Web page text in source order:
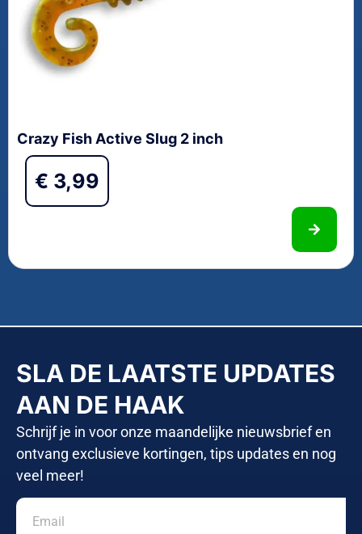
Crazy Fish Active Slug 2 inch
€ 3,99
SLA DE LAATSTE UPDATES
AAN DE HAAK
Schrijf je in voor onze maandelijke nieuwsbrief en
ontvang exclusieve kortingen, tips updates en nog
veel meer!